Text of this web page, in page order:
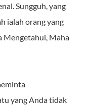
Sungguh, yang
ialah orang yang
Mengetahui, Maha
yang Anda tidak